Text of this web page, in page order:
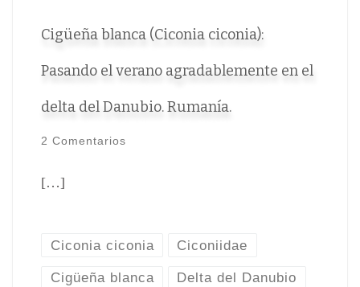
Cigüeña blanca (Ciconia ciconia):
Pasando el verano agradablemente en el
delta del Danubio. Rumanía.
2 Comentarios
[…]
Ciconia ciconia Ciconiidae
Cigüeña blanca Delta del Danubio